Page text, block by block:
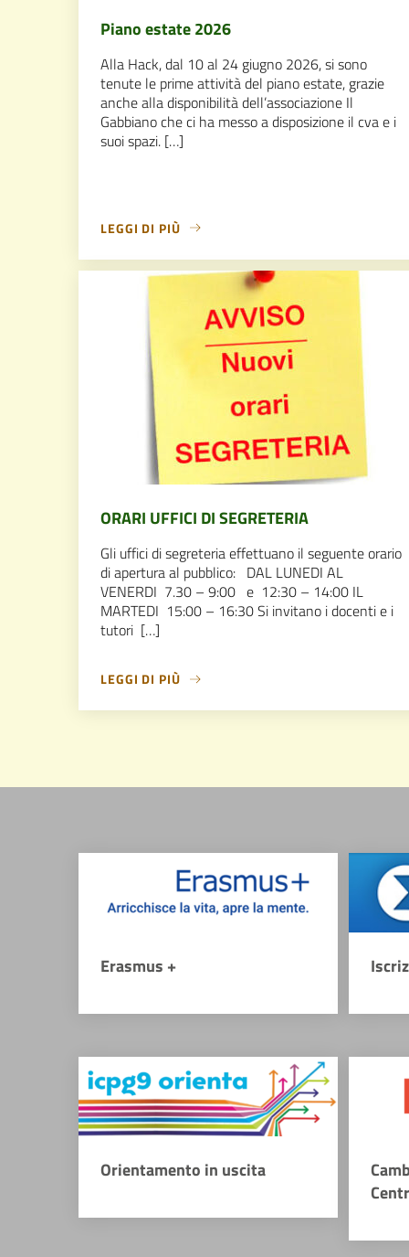
Piano estate 2026
Alla Hack, dal 10 al 24 giugno 2026, si sono
tenute le prime attività del piano estate, grazie
anche alla disponibilità dell’associazione Il
Gabbiano che ci ha messo a disposizione il cva e i
suoi spazi. […]
LEGGI DI PIÙ
ORARI UFFICI DI SEGRETERIA
Gli uffici di segreteria effettuano il seguente orario
di apertura al pubblico: DAL LUNEDI AL
VENERDI 7.30 – 9:00 e 12:30 – 14:00 IL
MARTEDI 15:00 – 16:30 Si invitano i docenti e i
tutori […]
LEGGI DI PIÙ
Erasmus +
Orientamento in uscita